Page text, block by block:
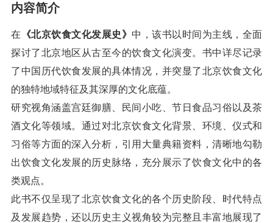
内容简介
在 《北京饮食文化发展史》 中，该书以时间为主线，全面
探讨了北京地区从古至今的饮食文化演变。书中详尽记录
了中国历代饮食发展的具体情况，并突显了北京饮食文化
的独特地域特征及其深厚的文化底蕴。
研究视角涵盖宫廷御膳、民间小吃、节日食品习俗以及茶
酒文化等领域。通过对北京饮食文化背景、环境、仪式和
习俗等方面的深入分析，引用大量典籍资料，清晰地勾勒
出饮食文化发展的历史脉络，充分展示了饮食文化中的各
类观点。
此书不仅呈现了北京饮食文化的各个历史阶段、时代特点
及发展趋势，还以历史主义视角较为完整且丰富地展现了